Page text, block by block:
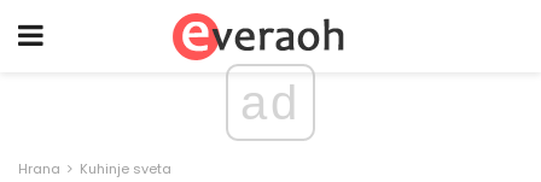
ad
Hrana Kuhinje sveta